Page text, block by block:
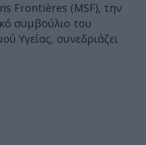
Frontières (MSF), την
συμβούλιο του
Υγείας, συνεδριάζει